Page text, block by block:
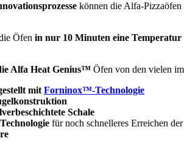
können die Alfa-
die Öfenin nur 10 Minuten eine Temperatur
Alfa Heat Genius™ Öfen von den vielen
mitForninox™-Technologie
Schale
für noch schnelleres Erreichen